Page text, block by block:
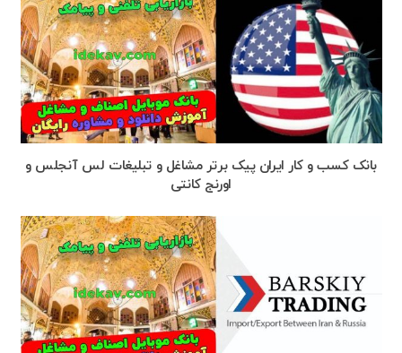
بانک کسب و کار ایران پیک برتر مشاغل و تبلیغات لس آنجلس و
اورنج کانتی